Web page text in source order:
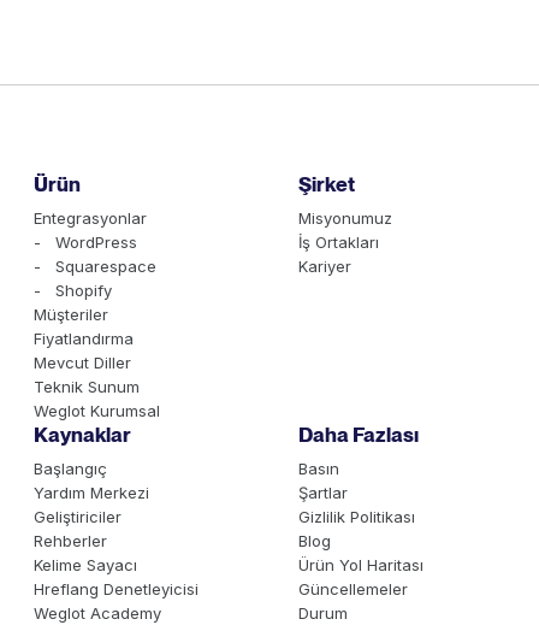
Ürün
Entegrasyonlar
- WordPress
- Squarespace
- Shopify
Müşteriler
Fiyatlandırma
Mevcut Diller
Teknik Sunum
Weglot Kurumsal
Şirket
Misyonumuz
İş Ortakları
Kariyer
Kaynaklar
Başlangıç
Yardım Merkezi
Geliştiriciler
Rehberler
Kelime Sayacı
Hreflang Denetleyicisi
Weglot Academy
Daha Fazlası
Basın
Şartlar
Gizlilik Politikası
Blog
Ürün Yol Haritası
Güncellemeler
Durum